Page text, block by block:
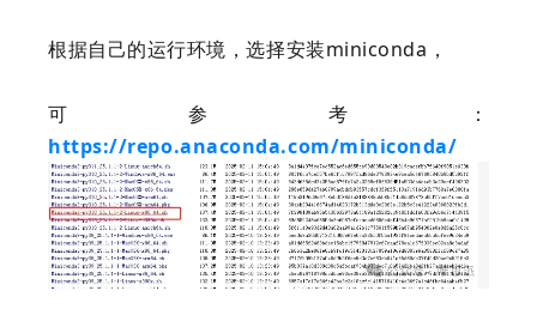
根据自己的运行环境，选择安装miniconda，
可参考：
https://repo.anaconda.com/miniconda/